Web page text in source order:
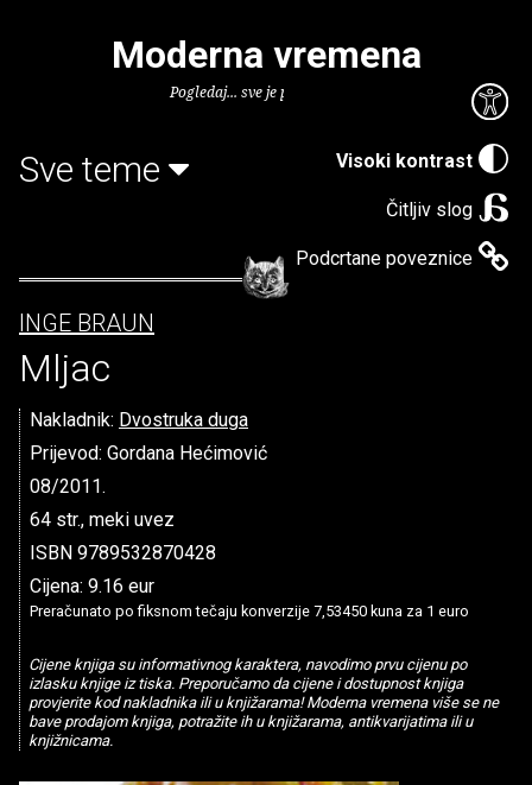
Visoki kontrast
Čitljiv slog
Podcrtane poveznice
Moderna vremena
Pogledaj... sve je puno knjiga.
Sve teme
INGE BRAUN
Mljac
Nakladnik: Dvostruka duga
Prijevod: Gordana Hećimović
08/2011.
64 str., meki uvez
ISBN 9789532870428
Cijena: 9.16 eur
Preračunato po fiksnom tečaju konverzije 7,53450 kuna za 1 euro
Cijene knjiga su informativnog karaktera, navodimo prvu cijenu po
izlasku knjige iz tiska. Preporučamo da cijene i dostupnost knjiga
provjerite kod nakladnika ili u knjižarama! Moderna vremena više se ne
bave prodajom knjiga, potražite ih u knjižarama, antikvarijatima ili u
knjižnicama.